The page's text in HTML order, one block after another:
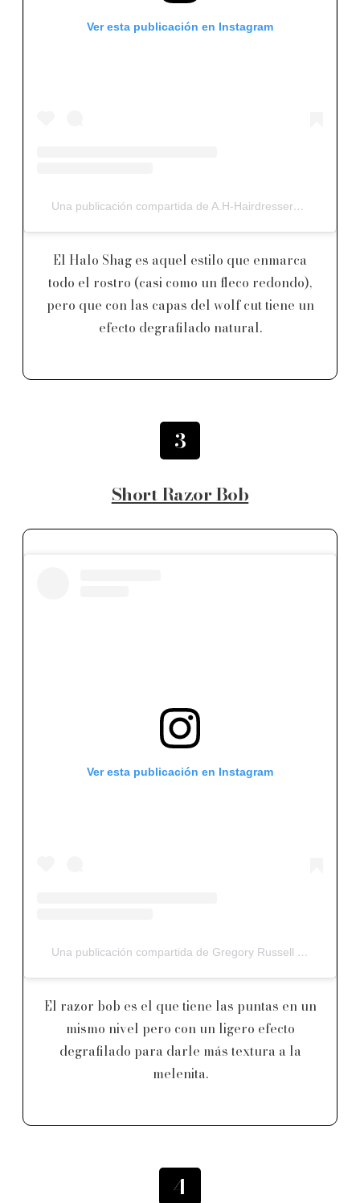
Ver esta publicación en Instagram
Una publicación compartida de A.H-Hairdressers Newtown (@a_h_salon)
El Halo Shag es aquel estilo que enmarca
todo el rostro (casi como un fleco redondo),
pero que con las capas del wolf cut tiene un
efecto degrafilado natural.
3
Short Razor Bob
Ver esta publicación en Instagram
Una publicación compartida de Gregory Russell (@gregoryrussellhair)
El razor bob es el que tiene las puntas en un
mismo nivel pero con un ligero efecto
degrafilado para darle más textura a la
melenita.
4